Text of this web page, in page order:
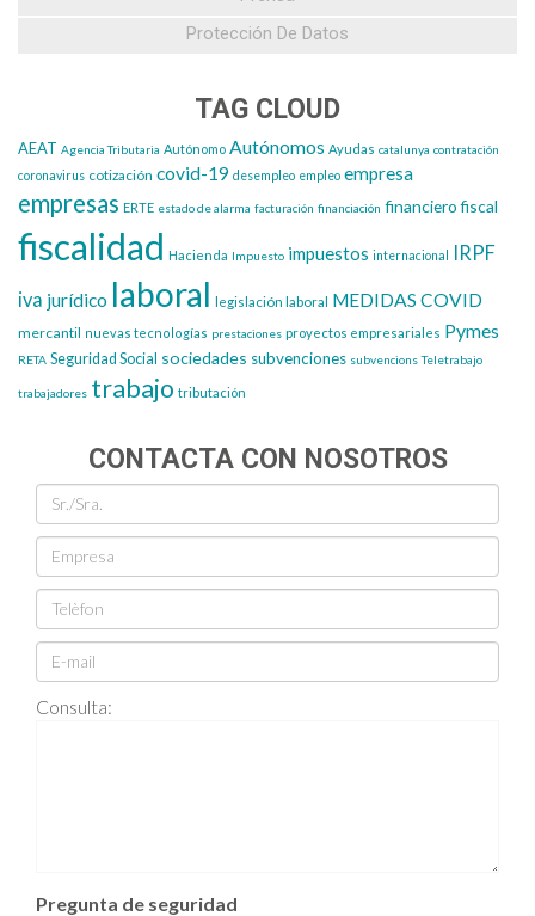
Protección De Datos
TAG CLOUD
AEAT Agencia Tributaria Autónomo Autónomos Ayudas catalunya contratación
coronavirus cotización covid-19 desempleo empleo empresa
empresas ERTE estado de alarma facturación financiación financiero fiscal
fiscalidad Hacienda Impuesto impuestos internacional IRPF
iva jurídico laboral legislación laboral MEDIDAS COVID
mercantil nuevas tecnologías prestaciones proyectos empresariales Pymes
RETA Seguridad Social sociedades subvenciones subvencions Teletrabajo
trabajadores trabajo tributación
CONTACTA CON NOSOTROS
Consulta:
Pregunta de seguridad